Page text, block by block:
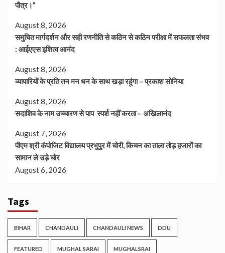
पौत्र।”
August 8, 2026
समुचित मार्गदर्शन और सही रणनीति से कठिन से कठिन परीक्षा में सफलता संभव
: आईएएस इशित्व आनंद
August 8, 2026
व्यापारियों के प्रति तन मन धन के साथ खड़ा रहूंगा – प्रकाश सोनिया
August 8, 2026
सदाशिव के नाम उच्चारण से पाप स्पर्श नहीं करता – अखिलानंद
August 7, 2026
पीएम श्री कंपोजिट विद्यालय प्रभुपुर में चोरी, किचन का ताला तोड़ हजारों का
सामान ले उड़े चोर
August 6, 2026
Tags
BIHAR CHANDAULI CHANDAULI NEWS DDU
FEATURED MUGHAL SARAI MUGHALSRAI